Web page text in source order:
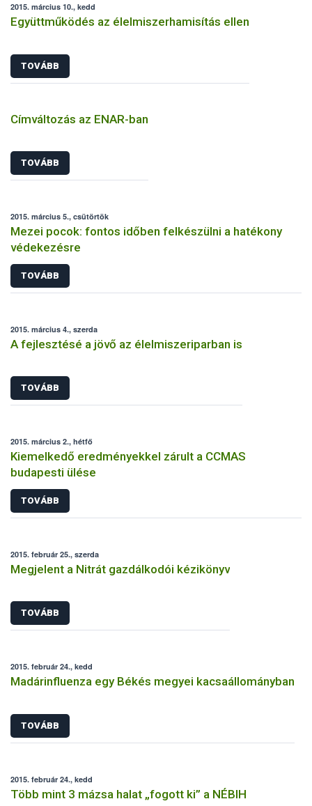
2015. március 10., kedd
Együttműködés az élelmiszerhamisítás ellen
TOVÁBB
Címváltozás az ENAR-ban
TOVÁBB
2015. március 5., csütörtök
Mezei pocok: fontos időben felkészülni a hatékony
védekezésre
TOVÁBB
2015. március 4., szerda
A fejlesztésé a jövő az élelmiszeriparban is
TOVÁBB
2015. március 2., hétfő
Kiemelkedő eredményekkel zárult a CCMAS
budapesti ülése
TOVÁBB
2015. február 25., szerda
Megjelent a Nitrát gazdálkodói kézikönyv
TOVÁBB
2015. február 24., kedd
Madárinfluenza egy Békés megyei kacsaállományban
TOVÁBB
2015. február 24., kedd
Több mint 3 mázsa halat „fogott ki” a NÉBIH